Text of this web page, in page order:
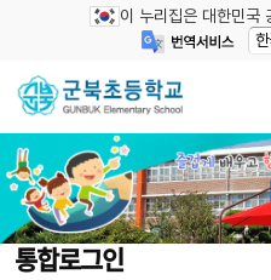
이 누리집은 대한민국
통합로그인